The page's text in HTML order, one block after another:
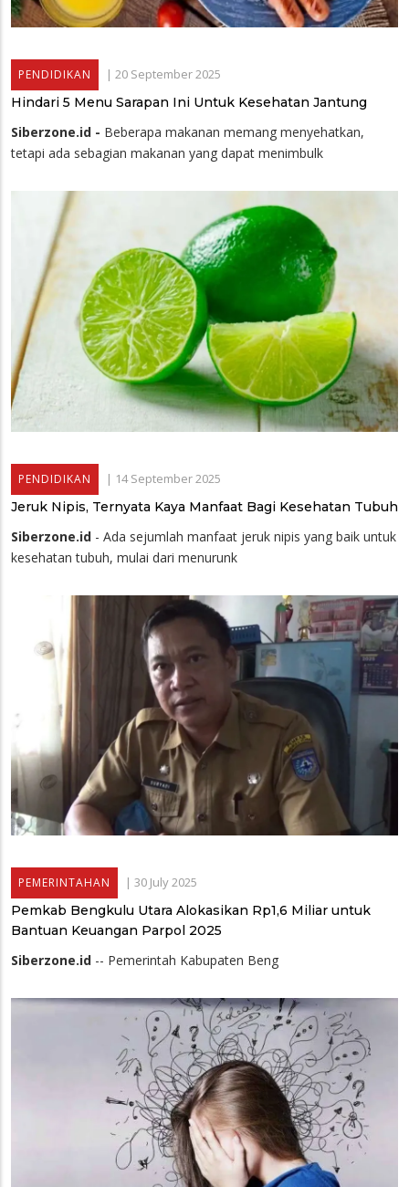
PENDIDIKAN | 20 September 2025
Hindari 5 Menu Sarapan Ini Untuk Kesehatan Jantung
Siberzone.id - Beberapa makanan memang menyehatkan,
tetapi ada sebagian makanan yang dapat menimbulk
PENDIDIKAN | 14 September 2025
Jeruk Nipis, Ternyata Kaya Manfaat Bagi Kesehatan Tubuh
Siberzone.id - Ada sejumlah manfaat jeruk nipis yang baik untuk
kesehatan tubuh, mulai dari menurunk
PEMERINTAHAN | 30 July 2025
Pemkab Bengkulu Utara Alokasikan Rp1,6 Miliar untuk
Bantuan Keuangan Parpol 2025
Siberzone.id -- Pemerintah Kabupaten Beng